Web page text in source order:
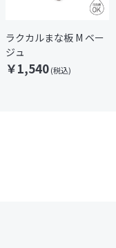
ラクカルまな板 M ベー
ジュ
￥1,540